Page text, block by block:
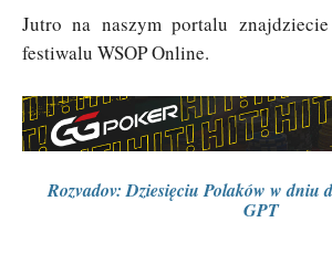
Jutro na naszym portalu
festiwalu WSOP Online.
Rozvadov: Dziesięciu Polaków w dniu
GPT